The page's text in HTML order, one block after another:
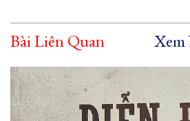
Bài Liên Quan